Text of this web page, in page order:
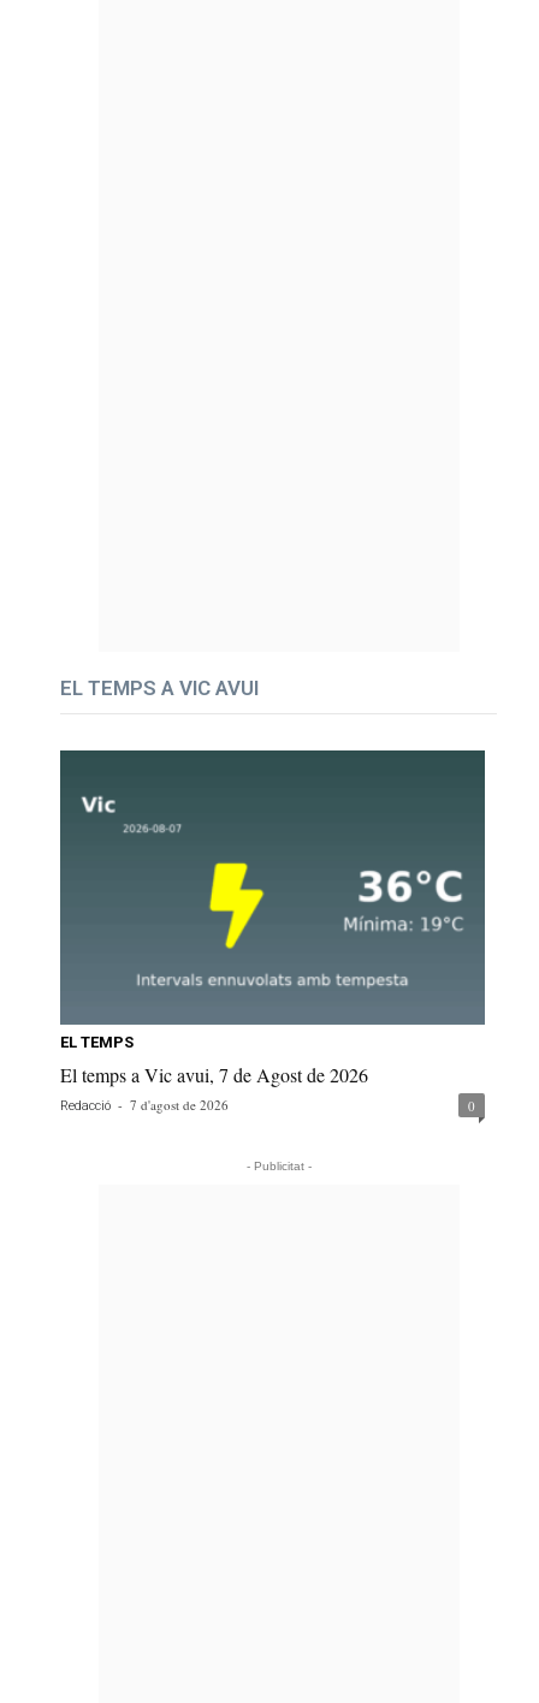
EL TEMPS A VIC AVUI
EL TEMPS
El temps a Vic avui, 7 de Agost de 2026
Redacció - 7 d'agost de 2026 0
- Publicitat -